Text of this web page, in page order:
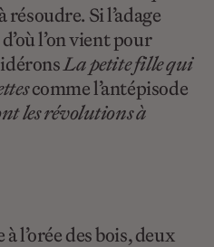
Si l’adage
l’on vient pour
La petite fille qui
comme l’antépisode
les révolutions à
l’orée des bois, deux